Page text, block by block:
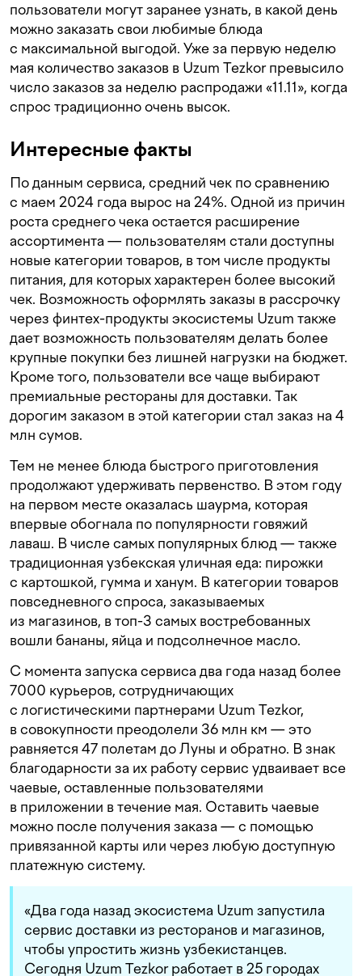
пользователи могут заранее узнать, в какой день
можно заказать свои любимые блюда
с максимальной выгодой. Уже за первую неделю
мая количество заказов в Uzum Tezkor превысило
число заказов за неделю распродажи «11.11», когда
спрос традиционно очень высок.
Интересные факты
По данным сервиса, средний чек по сравнению
с маем 2024 года вырос на 24%. Одной из причин
роста среднего чека остается расширение
ассортимента — пользователям стали доступны
новые категории товаров, в том числе продукты
питания, для которых характерен более высокий
чек. Возможность оформлять заказы в рассрочку
через финтех-продукты экосистемы Uzum также
дает возможность пользователям делать более
крупные покупки без лишней нагрузки на бюджет.
Кроме того, пользователи все чаще выбирают
премиальные рестораны для доставки. Так
дорогим заказом в этой категории стал заказ на 4
млн сумов.
Тем не менее блюда быстрого приготовления
продолжают удерживать первенство. В этом году
на первом месте оказалась шаурма, которая
впервые обогнала по популярности говяжий
лаваш. В числе самых популярных блюд — также
традиционная узбекская уличная еда: пирожки
с картошкой, гумма и ханум. В категории товаров
повседневного спроса, заказываемых
из магазинов, в топ-3 самых востребованных
вошли бананы, яйца и подсолнечное масло.
С момента запуска сервиса два года назад более
7000 курьеров, сотрудничающих
с логистическими партнерами Uzum Tezkor,
в совокупности преодолели 36 млн км — это
равняется 47 полетам до Луны и обратно. В знак
благодарности за их работу сервис удваивает все
чаевые, оставленные пользователями
в приложении в течение мая. Оставить чаевые
можно после получения заказа — с помощью
привязанной карты или через любую доступную
платежную систему.
«Два года назад экосистема Uzum запустила
сервис доставки из ресторанов и магазинов,
чтобы упростить жизнь узбекистанцев.
Сегодня Uzum Tezkor работает в 25 городах